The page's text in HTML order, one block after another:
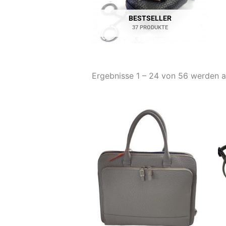
BESTSELLER
37 PRODUKTE
Ergebnisse 1 – 24 von 56 werden